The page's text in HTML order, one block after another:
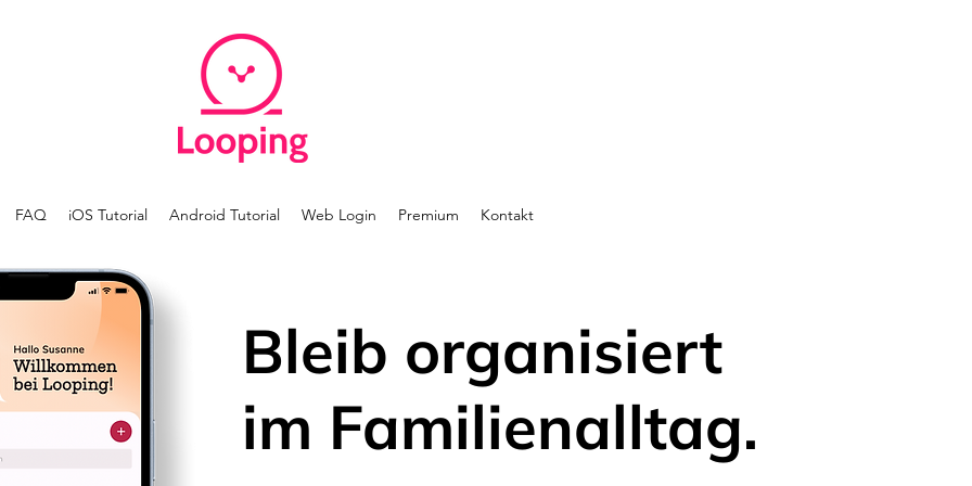
FAQ iOS Tutorial Android Tutorial Web Login Premium Kontakt
Bleib organisiert
im Familienalltag.